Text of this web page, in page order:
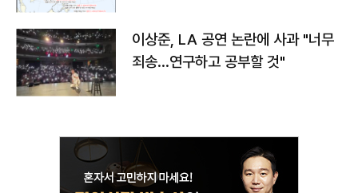
이상준, LA 공연 논란에 사과 "너무
죄송…연구하고 공부할 것"